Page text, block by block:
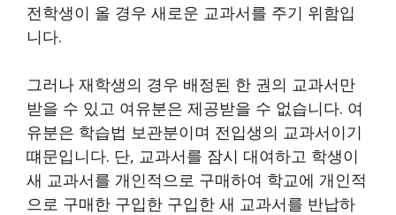
전학생이 올 경우 새로운 교과서를 주기 위함입
니다.
그러나 재학생의 경우 배정된 한 권의 교과서만
받을 수 있고 여유분은 제공받을 수 없습니다. 여
유분은 학습법 보관분이며 전입생의 교과서이기
떄문입니다. 단, 교과서를 잠시 대여하고 학생이
새 교과서를 개인적으로 구매하여 학교에 개인적
으로 구매한 구입한 구입한 새 교과서를 반납하